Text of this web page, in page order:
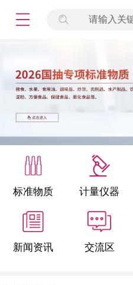
请输入关
标准物质 计量仪器
新闻资讯 交流区
标准物质
产品专项
微生物检测/质控品
定制标物
定制仪器